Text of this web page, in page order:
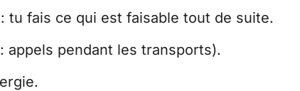
tu fais ce qui est faisable tout de suite.
pendant les transports).